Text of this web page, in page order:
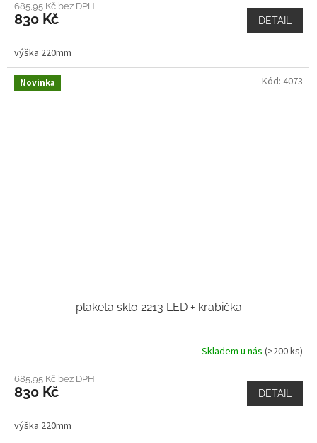
685,95 Kč bez DPH
830 Kč DETAIL
výška 220mm
Novinka
plaketa sklo 2213 LED + krabička
Skladem u nás (>200 ks)
685,95 Kč bez DPH
830 Kč DETAIL
výška 220mm
Kód: 4073